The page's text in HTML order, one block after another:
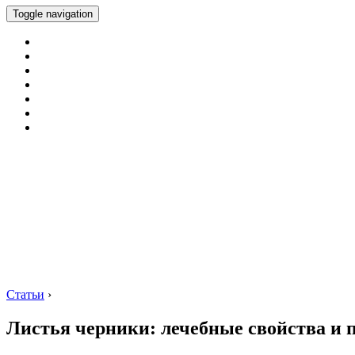
Toggle navigation
Статьи ›
Листья черники: лечебные свойства и